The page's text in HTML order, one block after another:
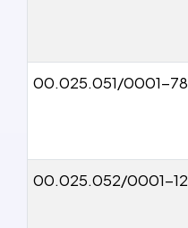
00.025.051/0001-78
00.025.052/0001-12